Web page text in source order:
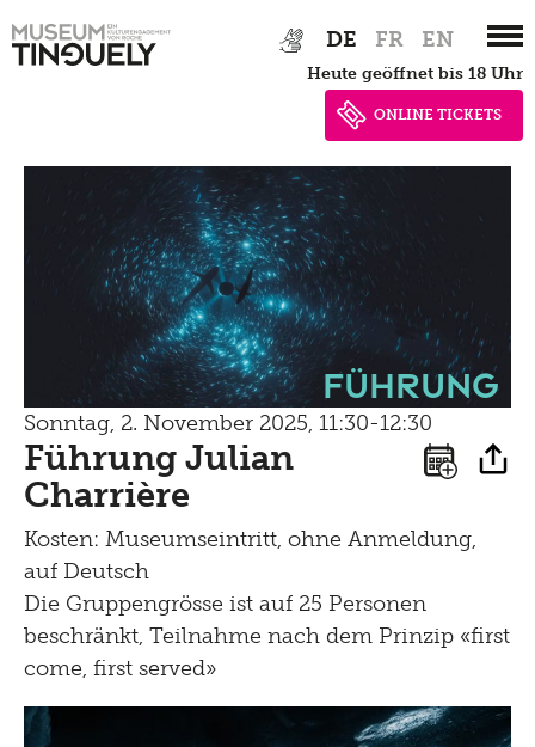
Hauptnavigation
to
DE FR EN
heute geöffnet bis 18 Uhr
ONLINE TICKETS
Tinguely100
Gehen
Datenschutz
Bistro
Picknick
Kontakt
Late Thursday Menu
Führung
Sonntag, 2. November 2025, 11:30-12:30
Führung Julian
Charrière
Kosten: Museumseintritt, ohne Anmeldung,
auf Deutsch
Die Gruppengrösse ist auf 25 Personen
beschränkt, Teilnahme nach dem Prinzip «first
come, first served»